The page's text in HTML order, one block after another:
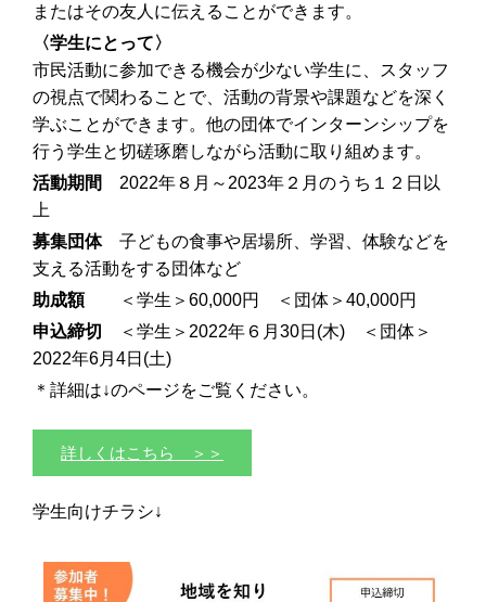
またはその友人に伝えることができます。
〈学生にとって〉
市民活動に参加できる機会が少ない学生に、スタッフ
の視点で関わることで、活動の背景や課題などを深く
学ぶことができます。他の団体でインターンシップを
行う学生と切磋琢磨しながら活動に取り組めます。
活動期間
2022年８月～2023年２月のうち１２日以
上
募集団体子どもの食事や居場所、学習、体験などを
支える活動をする団体など
助成額＜学生＞60,000円 ＜団体＞40,000円
申込締切
＜学生＞2022年６月30日(木) ＜団体＞
2022年6月4日(土)
＊詳細は↓のページをご覧ください。
詳しくはこちら ＞＞
学生向けチラシ↓